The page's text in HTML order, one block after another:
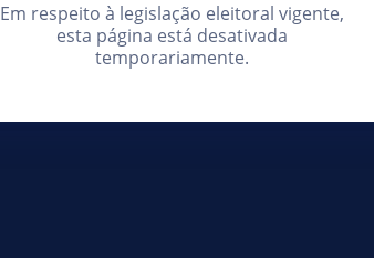
Em respeito à legislação eleitoral vigente,
esta página está desativada
temporariamente.